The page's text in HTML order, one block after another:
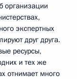
организации
экспертных
друг друга.
ресурсы,
и тех же
отнимает много